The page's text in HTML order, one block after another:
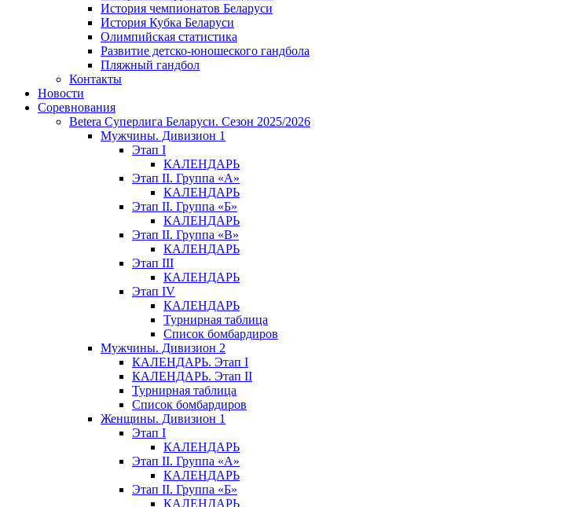
История чемпионатов Беларуси
История Кубка Беларуси
Олимпийская статистика
Развитие детско-юношеского гандбола
Пляжный гандбол
Контакты
Новости
Соревнования
Betera Суперлига Беларуси. Сезон 2025/2026
Мужчины. Дивизион 1
Этап I
КАЛЕНДАРЬ
Этап II. Группа «А»
КАЛЕНДАРЬ
Этап II. Группа «Б»
КАЛЕНДАРЬ
Этап II. Группа «В»
КАЛЕНДАРЬ
Этап III
КАЛЕНДАРЬ
Этап IV
КАЛЕНДАРЬ
Турнирная таблица
Список бомбардиров
Мужчины. Дивизион 2
КАЛЕНДАРЬ. Этап I
КАЛЕНДАРЬ. Этап II
Турнирная таблица
Список бомбардиров
Женщины. Дивизион 1
Этап I
КАЛЕНДАРЬ
Этап II. Группа «А»
КАЛЕНДАРЬ
Этап II. Группа «Б»
КАЛЕНДАРЬ